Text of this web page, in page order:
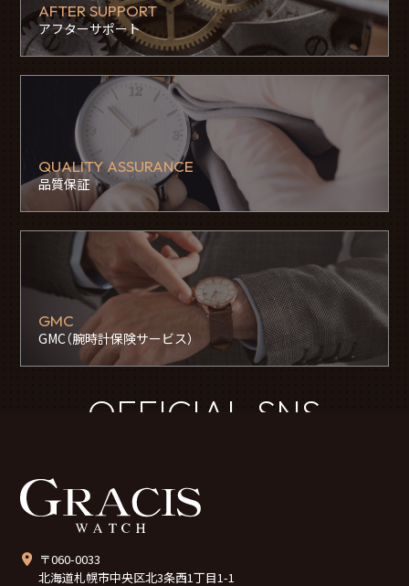
AFTER SUPPORT
アフターサポート
QUALITY ASSURANCE
品質保証
GMC
GMC（腕時計保険サービス）
OFFICIAL SNS
〒060-0033
北海道札幌市中央区北3条西1丁目1-1